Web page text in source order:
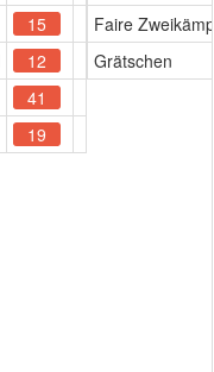
15
12
41
19
Faire
Grätschen